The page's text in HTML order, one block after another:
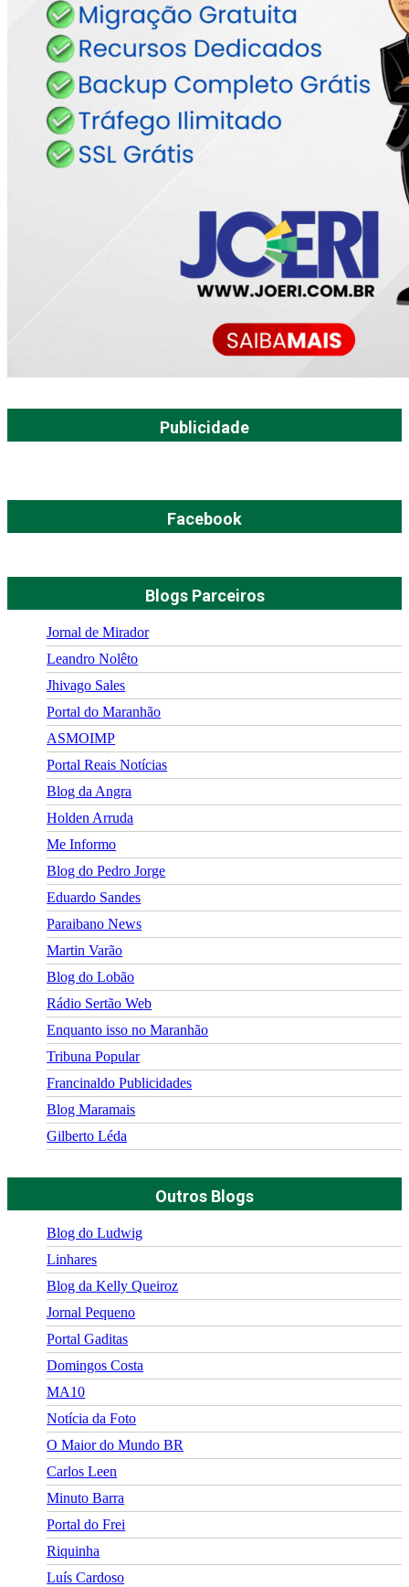
Publicidade
Facebook
Blogs Parceiros
Jornal de Mirador
Leandro Nolêto
Jhivago Sales
Portal do Maranhão
ASMOIMP
Portal Reais Notí­cias
Blog da Angra
Holden Arruda
Me Informo
Blog do Pedro Jorge
Eduardo Sandes
Paraibano News
Martin Varão
Blog do Lobão
Rádio Sertão Web
Enquanto isso no Maranhão
Tribuna Popular
Francinaldo Publicidades
Blog Maramais
Gilberto Léda
Outros Blogs
Blog do Ludwig
Linhares
Blog da Kelly Queiroz
Jornal Pequeno
Portal Gaditas
Domingos Costa
MA10
Notícia da Foto
O Maior do Mundo BR
Carlos Leen
Minuto Barra
Portal do Frei
Riquinha
Luís Cardoso